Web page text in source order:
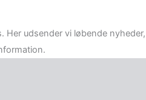
Her udsender vi løbende nyheder,